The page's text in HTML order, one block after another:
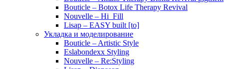
Bouticle – Botox Life Therapy Revival
Nouvelle – Hi_Fill
Lisap – EASY built [to]
Укладка и моделирование
Bouticle – Artistic Style
Eslabondexx Styling
Nouvelle – Re:Styling